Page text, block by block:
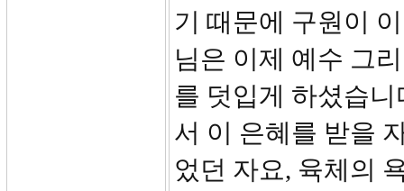
기 때문에 구원이
님은 이제 예수 그
를 덧입게 하셨습
서 이 은혜를 받을
었던 자요, 육체의